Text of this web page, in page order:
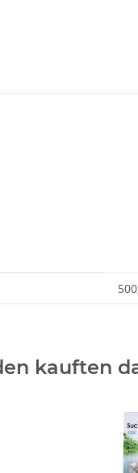
kauften